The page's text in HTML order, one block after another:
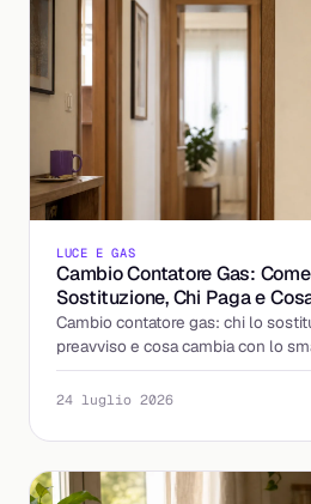
LUCE E GAS
Cambio Contatore Gas:
Sostituzione, Chi Paga e
Cambio contatore gas: chi lo
preavviso e cosa cambia con lo
spiegata passo per passo, senza
24 luglio 2026